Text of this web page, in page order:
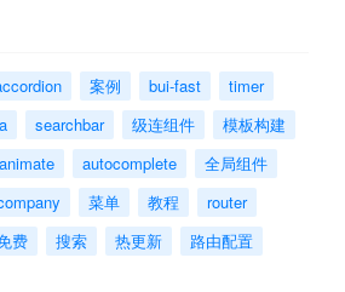
案例 bui-fast
timer
searchbar 级连组件
模板构建
animate autocomplete
全局组件
菜单 教程
router
费 搜索 热更新
路由配置